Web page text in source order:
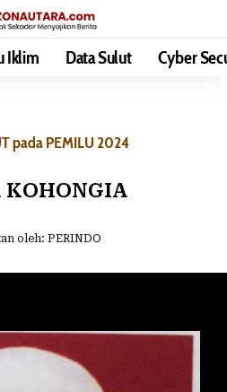
Iklim Data Sulut Cyber
pada PEMILU 2024
KOHONGIA
oleh: PERINDO